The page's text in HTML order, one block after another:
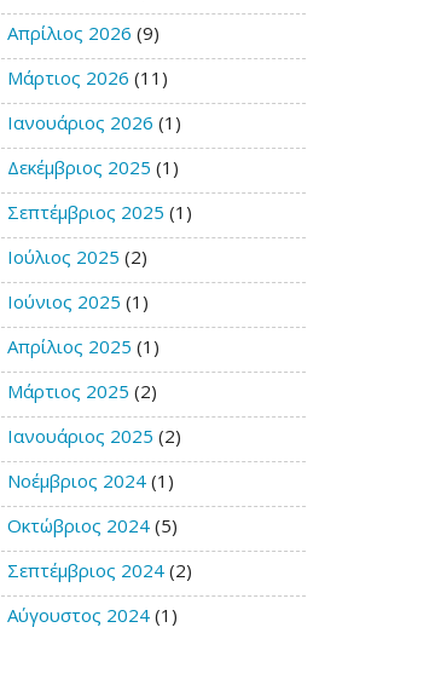
Απρίλιος 2026 (9)
Μάρτιος 2026 (11)
Ιανουάριος 2026 (1)
Δεκέμβριος 2025 (1)
Σεπτέμβριος 2025 (1)
Ιούλιος 2025 (2)
Ιούνιος 2025 (1)
Απρίλιος 2025 (1)
Μάρτιος 2025 (2)
Ιανουάριος 2025 (2)
Νοέμβριος 2024(1)
Οκτώβριος 2024(5)
Σεπτέμβριος 2024(2)
Αύγουστος 2024(1)